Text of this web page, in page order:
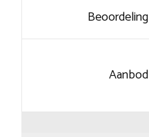
Beoordeling
Aanbod